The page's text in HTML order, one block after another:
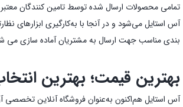
تمامی محصولات ارسال شده توسط تامین کنندگان معتبر
آس استایل می‌شود و در آنجا با به‌کارگیری ابزارهای
بندی مناسب جهت ارسال به مشتریان آماده سازی می
بهترین قیمت؛ بهترین
آس استایل هم‌اکنون به‌عنوان فروشگاه آنلاین تخصصی